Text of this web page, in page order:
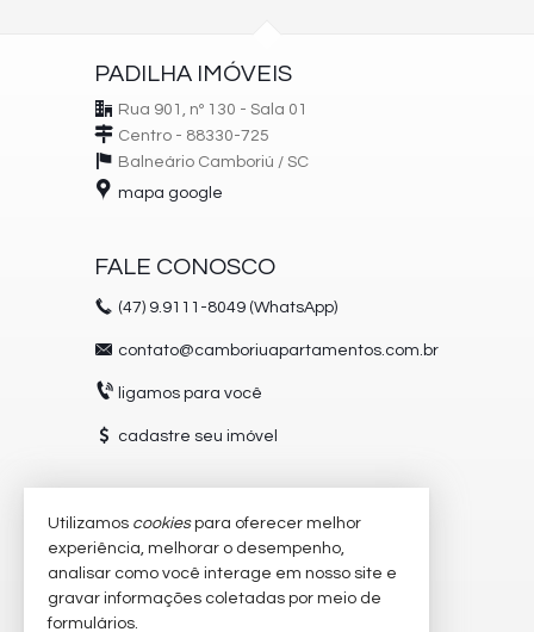
PADILHA IMÓVEIS
Rua 901, nº 130 - Sala 01
Centro - 88330-725
Balneário Camboriú / SC
mapa google
FALE CONOSCO
(47) 9.9111-8049 (WhatsApp)
contato@camboriuapartamentos.com.br
ligamos para você
cadastre seu imóvel
VEJA MAIS
receba nosso newsletter
Utilizamos cookiespara oferecer melhor
experiência, melhorar o desempenho,
analisar como você interage em nosso site e
gravar informações coletadas por meio de
formulários.